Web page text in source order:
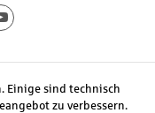
Youtube
Einige sind technisch
zu verbessern.